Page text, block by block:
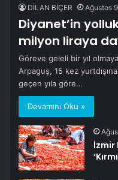
DİLAN BİÇER Ağustos
Diyanet’in
milyon liraya
Göreve geleli bir yıl
Arpaguş, 15 kez
geçen yıla göre…
Devamını Oku »
İzmir